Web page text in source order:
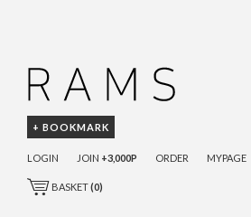
+ BOOKMARK
LOGIN JOIN +3,000P ORDER MYPAGE
BASKET(0)